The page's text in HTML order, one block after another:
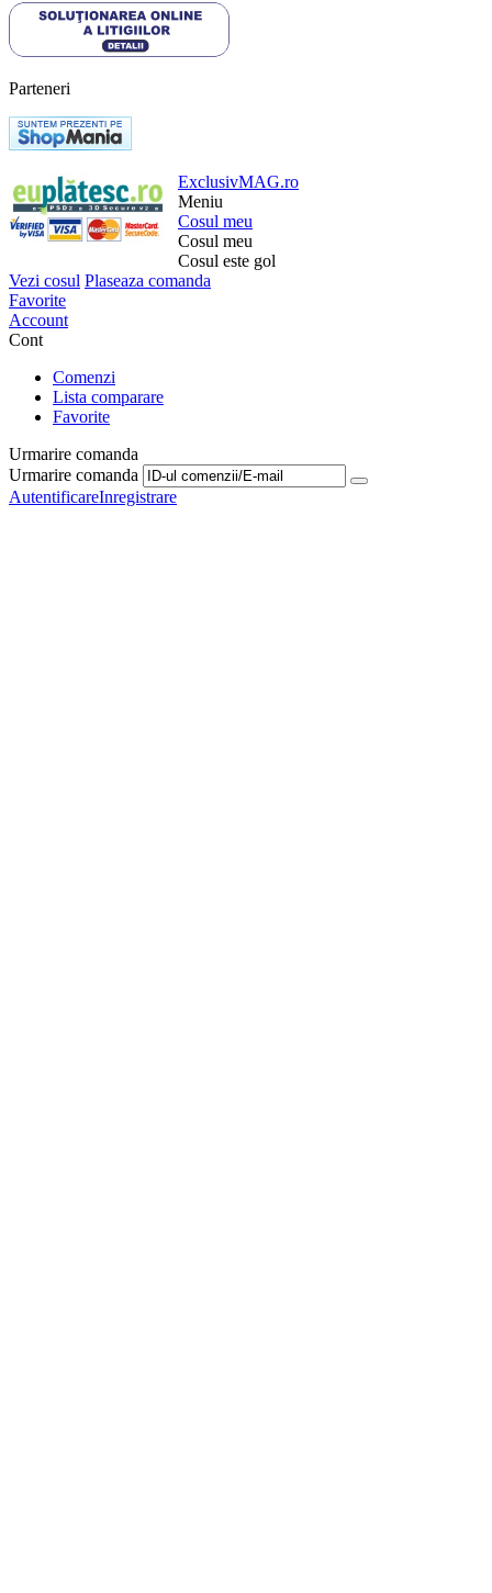
Parteneri
ExclusivMAG.ro
Meniu
Cosul meu
Cosul meu
Cosul este gol
Vezi cosul Plaseaza comanda
Favorite
Account
Cont
Comenzi
Lista comparare
Favorite
Urmarire comanda
Urmarire comanda
AutentificareInregistrare